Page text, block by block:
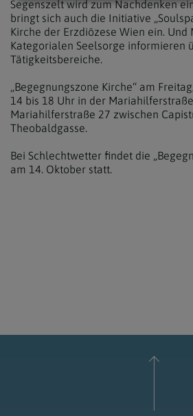
Segenszelt wird zum Nachdenken
bringt sich auch die Initiative
Kirche der Erzdiözese Wien ein.
Kategorialen Seelsorge informieren
Tätigkeitsbereiche.
„Begegnungszone Kirche“ am
14 bis 18 Uhr in der
Mariahilferstraße 27 zwischen
Theobaldgasse.
Bei Schlechtwetter findet die
am 14. Oktober statt.